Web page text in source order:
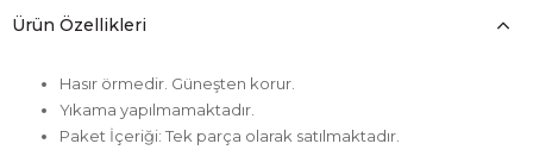
Ürün Özellikleri
Hasır örmedir. Güneşten korur.
Yıkama yapılmamaktadır.
Paket İçeriği: Tek parça olarak satılmaktadır.